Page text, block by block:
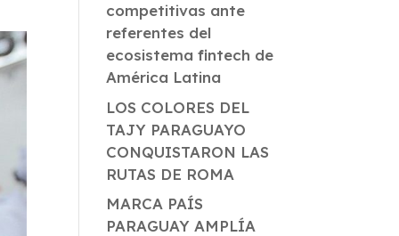
competitivas ante
referentes del
ecosistema fintech de
América Latina
LOS COLORES DEL
TAJY PARAGUAYO
CONQUISTARON LAS
RUTAS DE ROMA
MARCA PAÍS
PARAGUAY AMPLÍA